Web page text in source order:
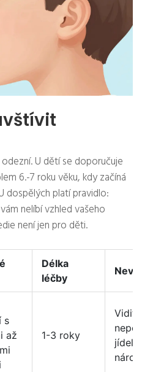
U dětí se doporučuje
6.-7 roku věku, kdy začíná
dospělých platí pravidlo:
nelíbí vzhled vašeho
není jen pro děti.
Délka
léčby
s
až
1-3 roky
jídeli,